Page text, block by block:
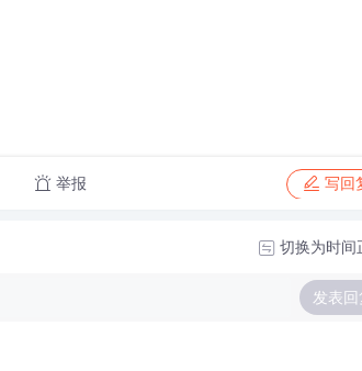
举报 写回
切换为时间
发表回